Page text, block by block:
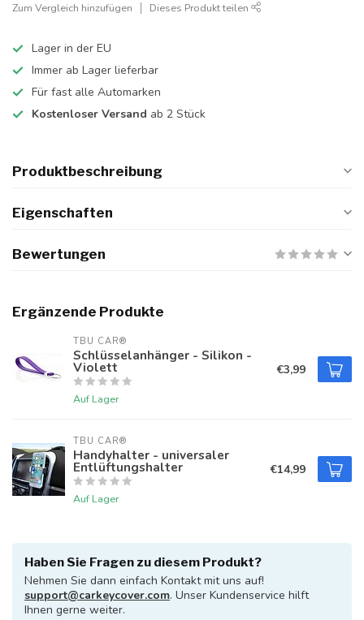
Zum Vergleich hinzufügen Dieses Produkt teilen
Lager in der EU
Immer ab Lager lieferbar
Für fast alle Automarken
Kostenloser Versand ab 2 Stück
Produktbeschreibung
Eigenschaften
Bewertungen
Ergänzende Produkte
TBU CAR®
Schlüsselanhänger - Silikon -
Violett
Auf Lager
€3,99
TBU CAR®
Handyhalter - universaler
Entlüftungshalter
Auf Lager
€14,99
Haben Sie Fragen zu diesem Produkt?
Nehmen Sie dann einfach Kontakt mit uns auf!
support@carkeycover.com. Unser Kundenservice hilft
Ihnen gerne weiter.